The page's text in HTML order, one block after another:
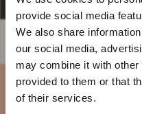
provide social media
We also share
our social media,
may combine it with other
provided to them or that
of their services.
(Het heeft geen zin om
verversen.)
Mis niks